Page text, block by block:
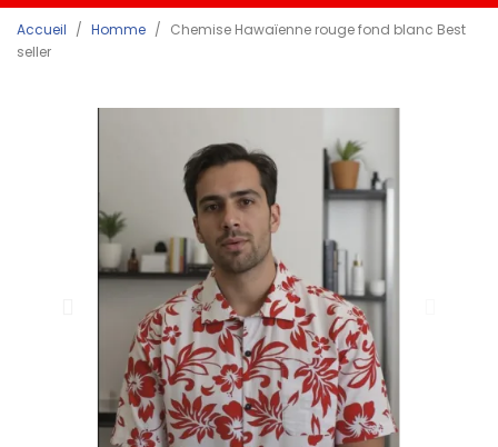
Accueil Homme
Chemise Hawaïenne rouge fond blanc Best
seller